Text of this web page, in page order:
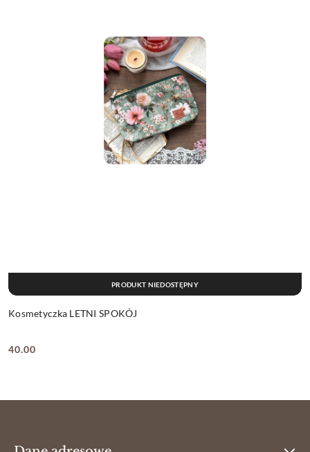
Kosmetyczka LETNI SPOKÓJ
Cena:
40.00
PRODUKT NIEDOSTĘPNY